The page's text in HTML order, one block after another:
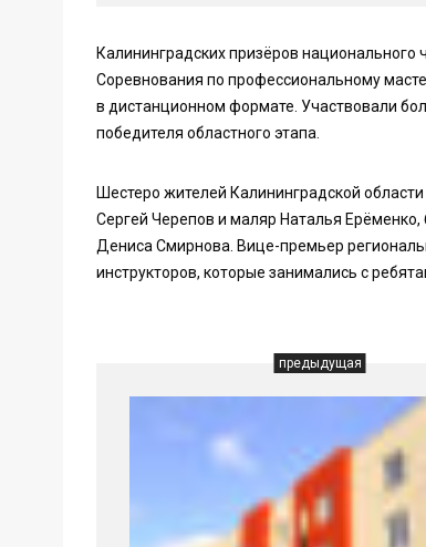
Калининградских призёров национального
Соревнования по профессиональному
в дистанционном формате. Участвовали
победителя областного этапа.
Шестеро жителей Калининградской
Сергей Черепов и маляр Наталья Ерёменко,
Дениса Смирнова. Вице-премьер
инструкторов, которые занимались с
предыдущая